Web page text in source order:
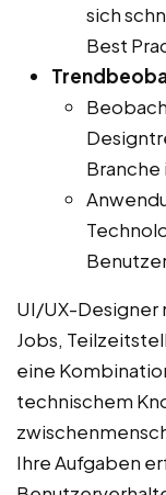
sich
Best
Branche
UI/UX-Designer
Jobs,
eine
technischem
Ihre Aufgaben